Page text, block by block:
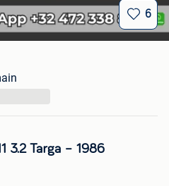
6
3.2 Targa – 1986